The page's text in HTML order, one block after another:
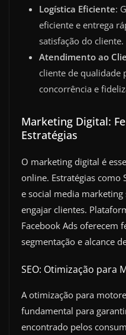
Logística Eficiente:
eficiente e entrega
satisfação do cliente.
Atendimento ao
cliente de qualidade
concorrência e
Marketing Digital:
Estratégias
O marketing digital é
online. Estratégias como
e social media
engajar clientes.
Facebook Ads oferecem
segmentação e alcance
SEO: Otimização para
A otimização para
fundamental para
encontrado pelos